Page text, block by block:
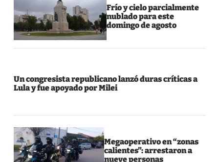
Frío y cielo parcialmente
nublado para este
domingo de agosto
Un congresista republicano lanzó duras críticas a
Lula y fue apoyado por Milei
Megaoperativo en “zonas
calientes”: arrestaron a
nueve personas